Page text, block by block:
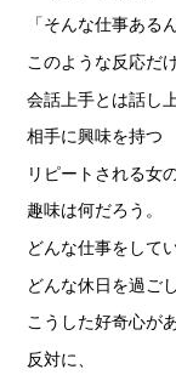
「そんな仕事ある
このような反応だ
会話上手とは話し
相手に興味を持つ
リピートされる女
趣味は何だろう。
どんな仕事をして
どんな休日を過ご
こうした好奇心が
反対に、